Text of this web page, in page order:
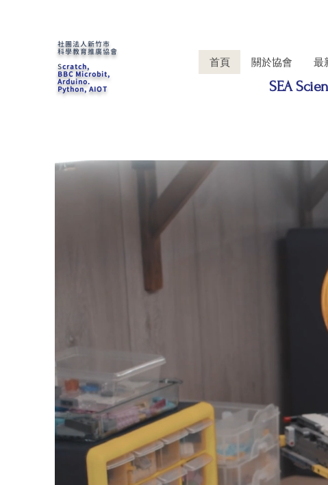
社團法人新竹市
科學教育推廣協會
Scratch,
BBC Microbit,
Arduino.
Python, AIOT
首頁 關於協會 最
SEA